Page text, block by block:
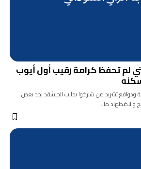
لم تحفظ كرامة رقيب أول أيوب
ودوافع تشريد من شاركوا بجانب الجيشقد يجد بعض
والاضطهاد ما…